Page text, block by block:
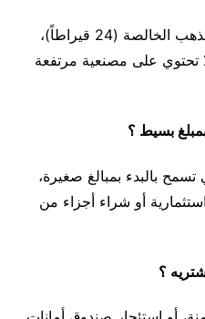
أفضل نوع للمبتدئين هو سبائك الذهب الخالصة (24 قيراطاً)،
تحتوي على مصنعية مرتفعة
بسيط ؟
بالبدء بمبالغ صغيرة،
أو شراء أجزاء من
؟